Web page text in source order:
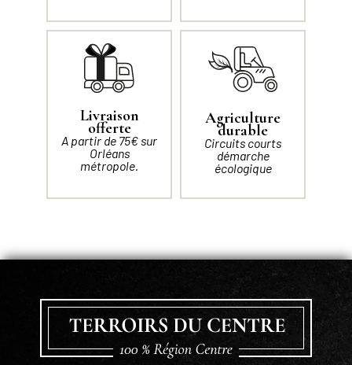
Livraison
offerte
A partir de 75€ sur
Orléans
métropole.
Agriculture
durable
Circuits courts
démarche
écologique